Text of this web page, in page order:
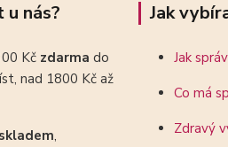
u nás?
Kč zdarma do
nad 1800 Kč až
skladem,
Jak
Jak
Co má
Zdravý